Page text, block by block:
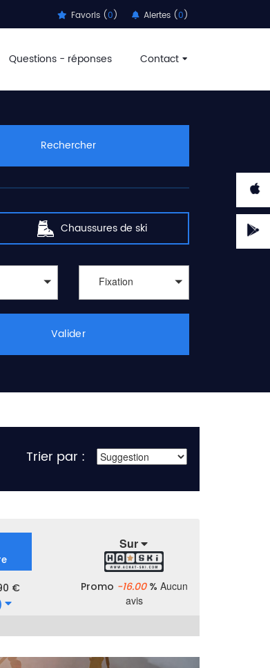
Favoris (0) Alertes (0)
Questions - réponses Contact
Rechercher
Chaussures de ski
Fixation
Valider
Trier par :
€
Sur
Promo -16.00% Aucun
avis